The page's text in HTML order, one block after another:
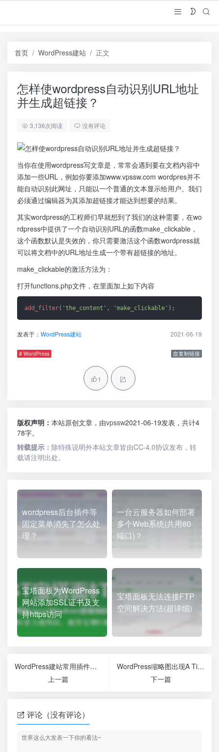
首页 WordPress建站 正文
怎样使wordpress自动识别URL地址
并生成超链接？
3,136次阅读 没有评论
当你在使用wordpress写文章是，常常会遇到要在文档内容中
添加一些URL，例如你要添加www.vpssw.com wordpres并不
能自动识别此网址，只能以一个普通的文本显示给用户。我们
必须通过编辑器为其添加超链接才能达到想要的结果。
其实wordpress的工程师们早就想到了我们的这种需要，在wo
rdpress中提供了一个自动识别URL的函数make_clickable，
这个函数默认是失效的，你只需要激活这个函数wordpress就
可以将文档中的URL地址生成一个带有超链接的地址。
make_clickable的激活方法为：
打开functions.php文件，在里面加上如下内容
add_filter( 'the_content' , 'make_clickable'
发表于： WordPress建站 2021-06-19
# WordPress 复制链接
1
版权声明： 本站原创文章，由vpssw2021-06-19发表，共计4
78字。
转载提示： 除特殊说明外本站文章皆由CC-4.0协议发布，转
载请注明出处。
wordpress后台插件等
固定菜单消失了怎么处
理？
一台云服务器如何部署
多个Web系统(共用80
端口)？
宝塔面板为WordPress
网站添加SSL证书及支
持https访问
宝塔面板无法连接FTP
空间解决方法(超详细)
WordPress建站常用插件集合汇总
上一篇
WordPress缩略图出现A TimThumb error has occured解决办法
下一篇
评论（没有评论）